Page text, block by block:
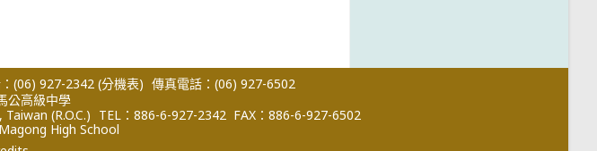
(06) 927-2342 (分機表) 傳真電話：(06) 927-6502
公高級中學
(R.O.C.) TEL：886-6-927-2342 FAX：886-6-927-6502
High School